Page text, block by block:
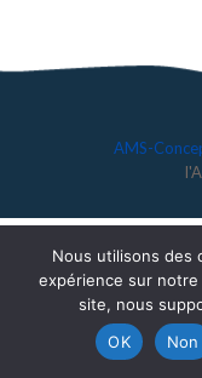
AMS-
Nous utilisons des
expérience sur
site, nous
OK
Non